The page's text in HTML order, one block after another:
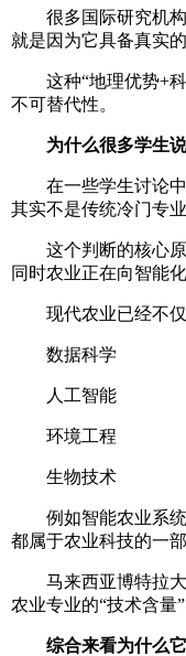
很多国际研究机构
就是因为它具备真实
这种“地理优势+科
不可替代性。
为什么很多学生说
在一些学生讨论中
其实不是传统冷门专
这个判断的核心原
同时农业正在向智能
现代农业已经不仅
数据科学
人工智能
环境工程
生物技术
例如智能农业系统
都属于农业科技的一部
马来西亚博特拉大
农业专业的“技术含量
综合来看为什么它